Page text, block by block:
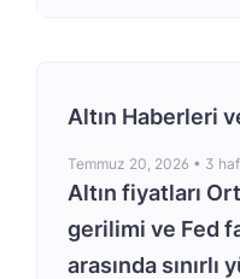
Altın Haberleri
Temmuz 20, 2026 • 3
Altın fiyatları
gerilimi ve Fed
arasında sınırlı